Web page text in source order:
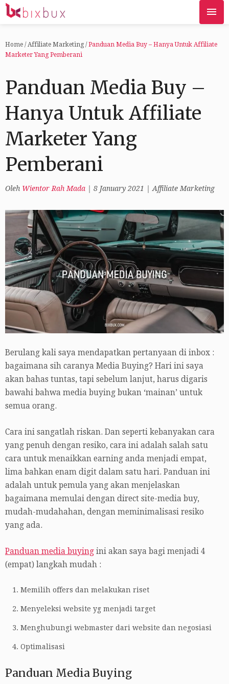
Home / Affiliate Marketing/ Panduan Media Buy – Hanya Untuk Affiliate
Marketer Yang Pemberani
Panduan Media Buy –
Hanya Untuk Affiliate
Marketer Yang
Pemberani
Oleh Wientor Rah Mada 8 January 2021 Affiliate Marketing
Berulang kali saya mendapatkan pertanyaan di inbox :
bagaimana sih caranya Media Buying? Hari ini saya
akan bahas tuntas, tapi sebelum lanjut, harus digaris
bawahi bahwa media buying bukan ‘mainan’ untuk
semua orang.
Cara ini sangatlah riskan. Dan seperti kebanyakan cara
yang penuh dengan resiko, cara ini adalah salah satu
cara untuk menaikkan earning anda menjadi empat,
lima bahkan enam digit dalam satu hari. Panduan ini
adalah untuk pemula yang akan menjelaskan
bagaimana memulai dengan direct site-media buy,
mudah-mudahahan, dengan meminimalisasi resiko
yang ada.
Panduan media buying ini akan saya bagi menjadi 4
(empat) langkah mudah :
Memilih offers dan melakukan riset
Menyeleksi website yg menjadi target
Menghubungi webmaster dari website dan negosiasi
Optimalisasi
Panduan Media Buying